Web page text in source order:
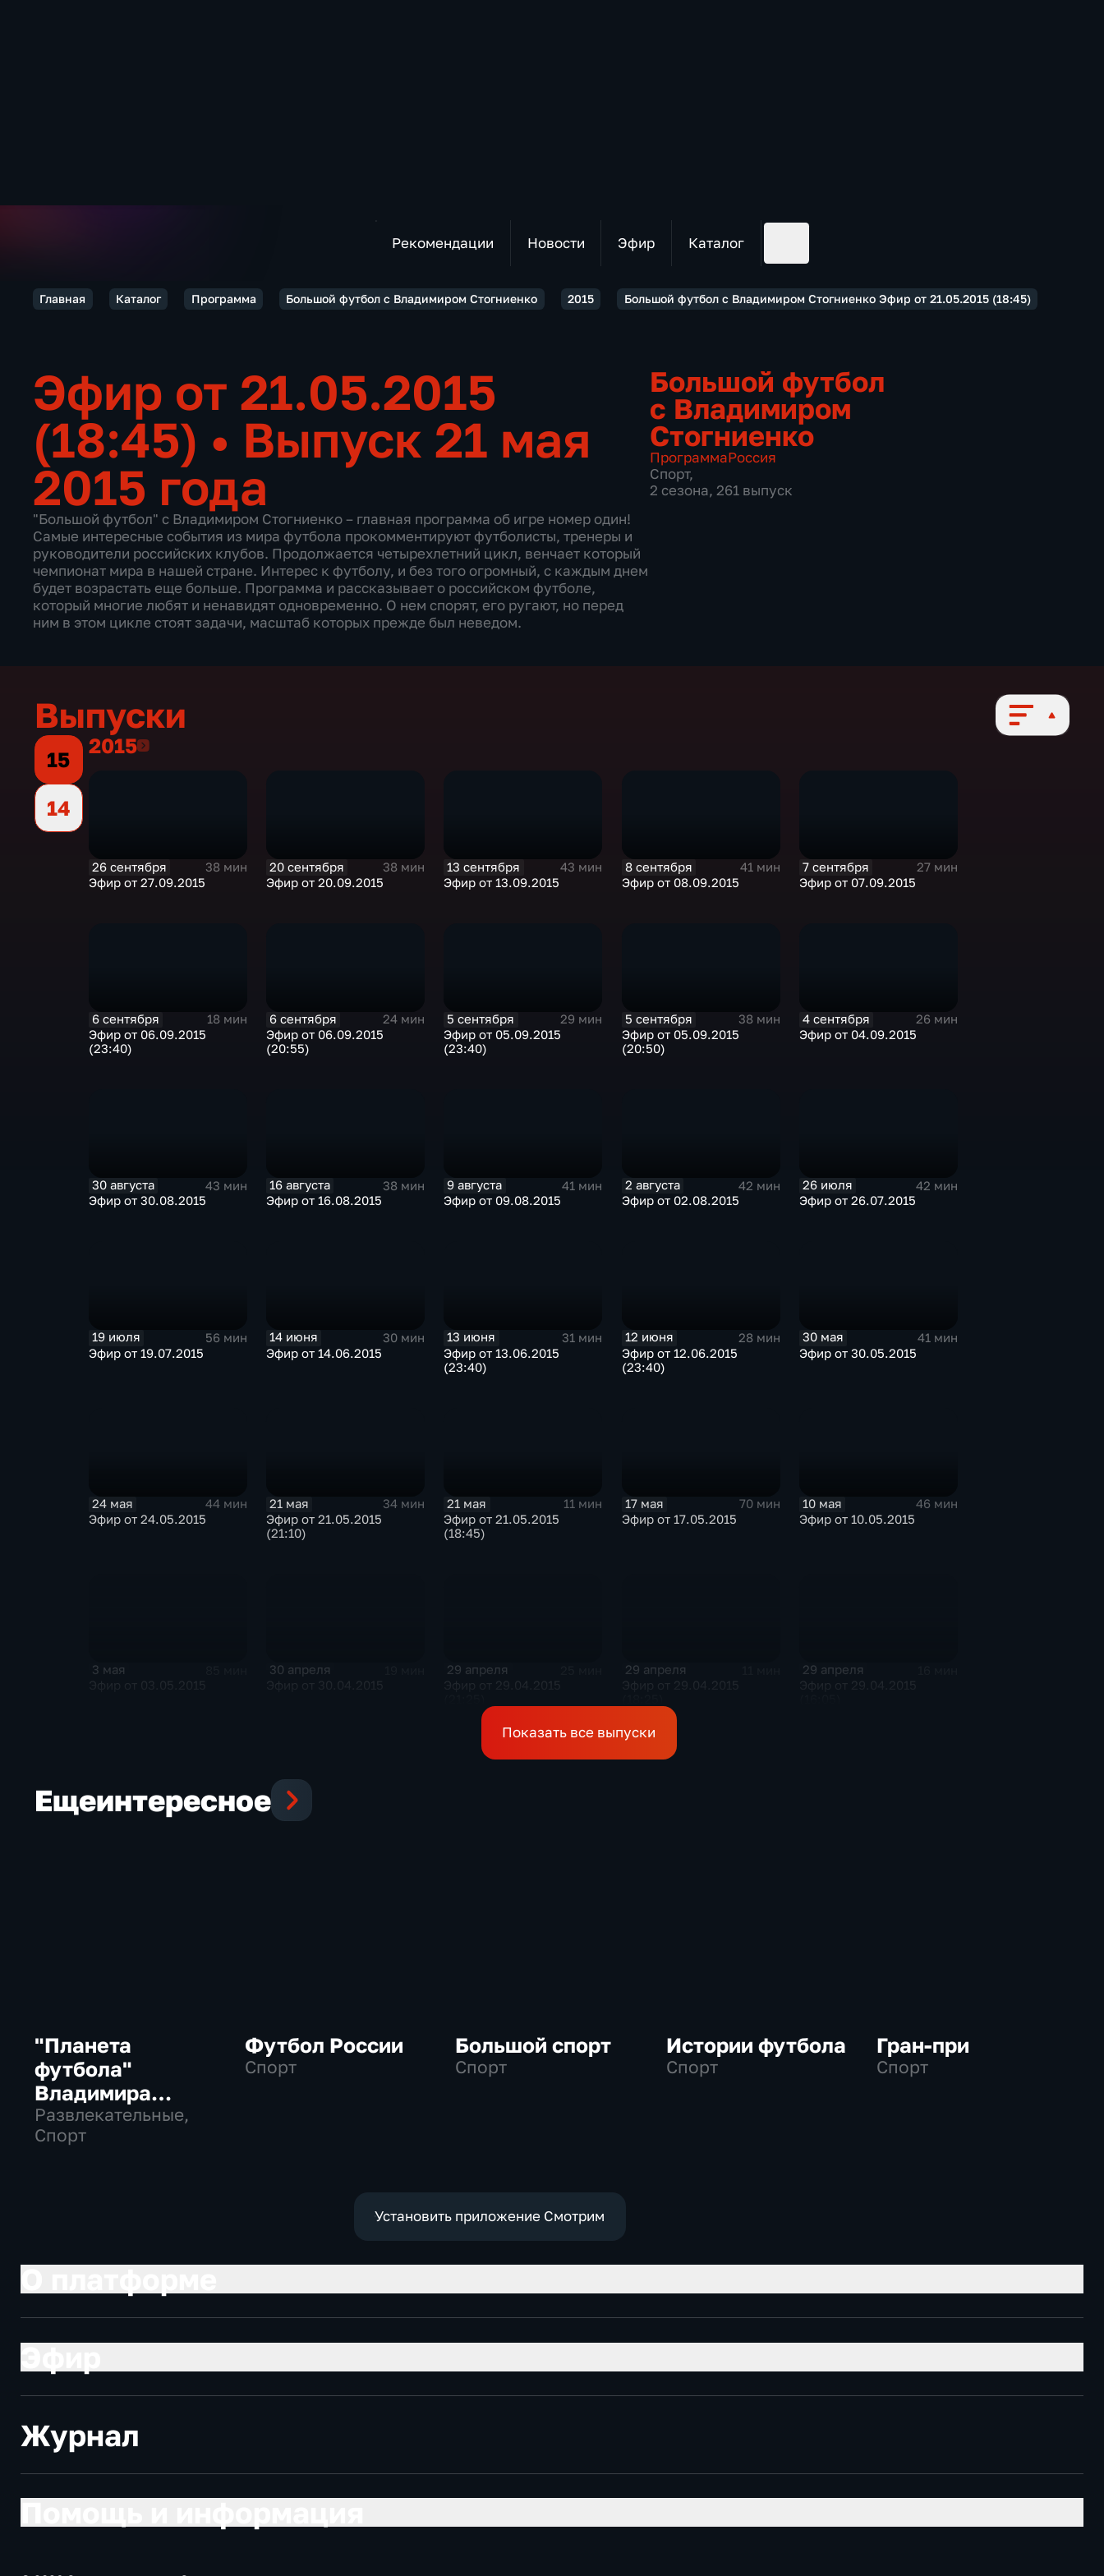
Рекомендации Новости Эфир Каталог
Главная Каталог Программа Большой футбол с Владимиром Стогниенко 2015 Большой футбол с Владимиром Стогниенко Эфир от 21.05.2015 (18:45)
Эфир от 21.05.2015
(18:45) • Выпуск 21 мая
2015 года
"Большой футбол" с Владимиром Стогниенко – главная программа об игре номер один!
Самые интересные события из мира футбола прокомментируют футболисты, тренеры и
руководители российских клубов. Продолжается четырехлетний цикл, венчает который
чемпионат мира в нашей стране. Интерес к футболу, и без того огромный, с каждым днем
будет возрастать еще больше. Программа и рассказывает о российском футболе,
который многие любят и ненавидят одновременно. О нем спорят, его ругают, но перед
ним в этом цикле стоят задачи, масштаб которых прежде был неведом.
Большой футбол
с Владимиром
Стогниенко
ПрограммаРоссия
Спорт,
2 сезона, 261 выпуск
Выпуски
15
14
20152015
26 сентября
38 мин
Эфир от 27.09.2015
20 сентября
38 мин
Эфир от 20.09.2015
13 сентября
43 мин
Эфир от 13.09.2015
8 сентября
41 мин
Эфир от 08.09.2015
7 сентября
27 мин
Эфир от 07.09.2015
6 сентября
18 мин
Эфир от 06.09.2015
(23:40)
6 сентября
24 мин
Эфир от 06.09.2015
(20:55)
5 сентября
29 мин
Эфир от 05.09.2015
(23:40)
5 сентября
38 мин
Эфир от 05.09.2015
(20:50)
4 сентября
26 мин
Эфир от 04.09.2015
30 августа
43 мин
Эфир от 30.08.2015
16 августа
38 мин
Эфир от 16.08.2015
9 августа
41 мин
Эфир от 09.08.2015
2 августа
42 мин
Эфир от 02.08.2015
26 июля
42 мин
Эфир от 26.07.2015
19 июля
56 мин
Эфир от 19.07.2015
14 июня
30 мин
Эфир от 14.06.2015
13 июня
31 мин
Эфир от 13.06.2015
(23:40)
12 июня
28 мин
Эфир от 12.06.2015
(23:40)
30 мая
41 мин
Эфир от 30.05.2015
24 мая
44 мин
Эфир от 24.05.2015
21 мая
34 мин
Эфир от 21.05.2015
(21:10)
21 мая
11 мин
Эфир от 21.05.2015
(18:45)
17 мая
70 мин
Эфир от 17.05.2015
10 мая
46 мин
Эфир от 10.05.2015
3 мая
Эфир от 03.05.2015
30 апреля
Эфир от 30.04.2015
29 апреля
Эфир от 29.04.2015
29 апреля
Эфир от 29.04.2015
29 апреля
Эфир от 29.04.2015
Показать все выпуски
Ещеинтересное
"Планета
футбола"
Владимира
Стогниенко
Развлекательные,
Спорт
Футбол России
Спорт
Большой спорт
Спорт
Истории футбола
Спорт
Гран-при
Спорт
Установить приложение Смотрим
Журнал